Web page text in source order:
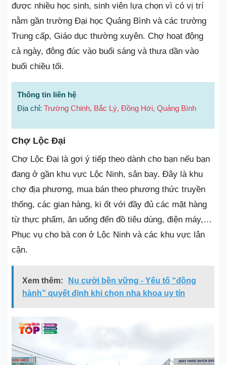
được nhiều học sinh, sinh viên lựa chọn vì có vị trí
nằm gần trường Đại học Quảng Bình và các trường
Trung cấp, Giáo dục thường xuyên. Chợ hoạt động
cả ngày, đông đúc vào buổi sáng và thưa dần vào
buổi chiều tối.
Thông tin liên hệ
Địa chỉ: Trường Chinh, Bắc Lý, Đồng Hới, Quảng Bình
Chợ Lộc Đại
Chợ Lộc Đại là gợi ý tiếp theo dành cho bạn nếu bạn
đang ở gần khu vực Lộc Ninh, sân bay. Đây là khu
chợ địa phương, mua bán theo phương thức truyền
thống, các gian hàng, ki ốt với đầy đủ các mặt hàng
từ thực phẩm, ăn uống đến đồ tiêu dùng, điện máy,…
Phục vụ cho bà con ở Lộc Ninh và các khu vực lân
cận.
Xem thêm:
Nụ cười bền vững - Yếu tố “đồng
hành” quyết định khi chọn nha khoa uy tín